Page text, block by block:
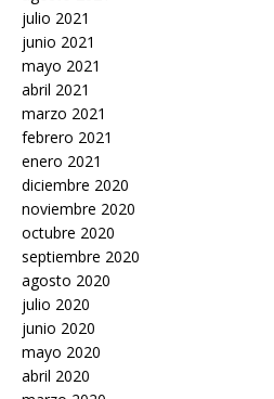
julio 2021
junio 2021
mayo 2021
abril 2021
marzo 2021
febrero 2021
enero 2021
diciembre 2020
noviembre 2020
octubre 2020
septiembre 2020
agosto 2020
julio 2020
junio 2020
mayo 2020
abril 2020